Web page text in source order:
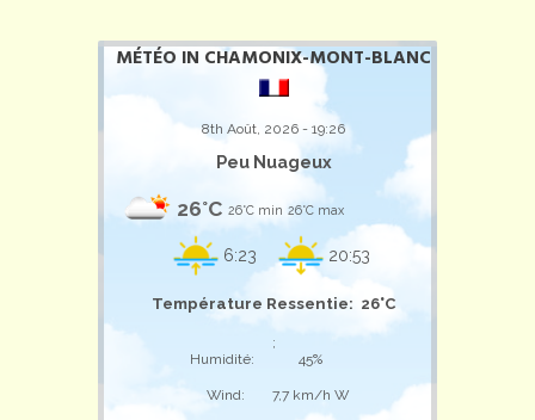
MÉTÉO IN CHAMONIX-MONT-BLANC
8th Août, 2026 - 19:26
Peu Nuageux
26°C 26°C min 26°C max
6:23 20:53
Température Ressentie: 26°C
;
Humidité:
45%
Wind: 7,7 km/h W